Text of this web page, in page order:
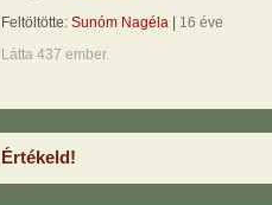
Feltöltötte: Sunóm Nagéla
16 éve
Látta 437 ember.
Értékeld!